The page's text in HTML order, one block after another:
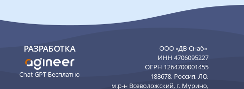
РАЗРАБОТКА
Chat GPT Бесплатно
ООО «ДВ-Снаб»
ИНН 4706095227
ОГРН 1264700001455
188678, Россия, ЛО,
м.р-н Всеволожский, г. Мурино,